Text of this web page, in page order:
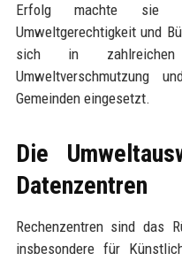
Erfolg machte sie
Umweltgerechtigkeit und
sich in
Umweltverschmutzung
Gemeinden eingesetzt.
Die
Datenzentren
Rechenzentren sind das
insbesondere für